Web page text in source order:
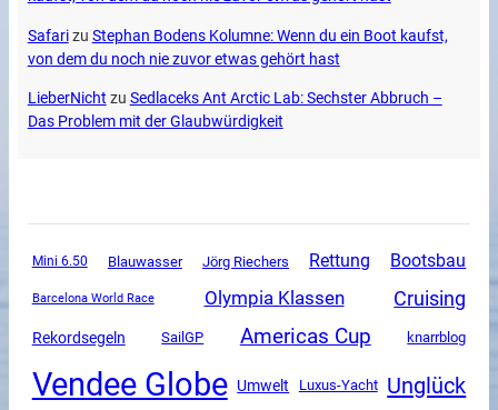
Safarizu Stephan Bodens Kolumne: Wenn du ein Boot kaufst,
von dem du noch nie zuvor etwas gehört hast
LieberNicht zu Sedlaceks Ant Arctic Lab: Sechster Abbruch –
Das Problem mit der Glaubwürdigkeit
Mini 6.50 Blauwasser Jörg Riechers Rettung Bootsbau
Barcelona World Race Olympia Klassen Cruising
Rekordsegeln SailGP Americas Cup knarrblog
Vendee Globe Umwelt Luxus-Yacht Unglück